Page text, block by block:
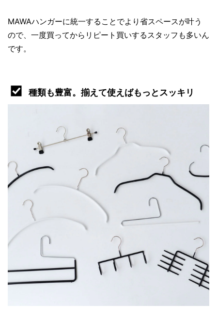
MAWAハンガーに統一することでより省スペースが叶う
ので、一度買ってからリピート買いするスタッフも多いん
です。
種類も豊富。揃えて使えばもっとスッキリ